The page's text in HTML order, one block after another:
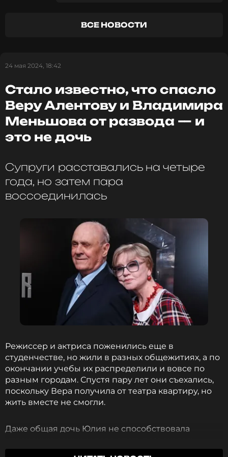
Telegram-каналов.
Смотрите нас в Likee, чтобы
оставаться в курсе событий
ПОДПИСАТЬСЯ
ССЫЛКА
ВСЕ НОВОСТИ
24 мая 2024, 18:42
Стало известно, что спасло
Веру Алентову и Владимира
Меньшова от развода — и
это не дочь
Супруги расставались на четыре
года, но затем пара
воссоединилась
Режиссер и актриса поженились еще в
студенчестве, но жили в разных общежитиях, а по
окончании учебы их распределили и вовсе по
разным городам. Спустя пару лет они съехались,
поскольку Вера получила от театра квартиру, но
жить вместе не смогли.
Даже общая дочь Юлия не способствовала
Алентова призналась, что в этот раз расставание